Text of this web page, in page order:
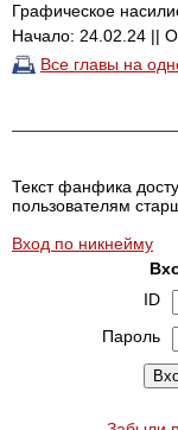
Графическое
Начало: 24.02.24 ||
Все главы на
Текст фанфика
пользователям
Вход по никнейму
ID
Пароль